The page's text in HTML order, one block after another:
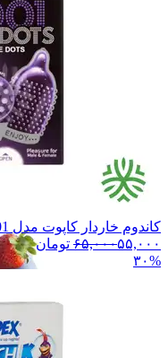
زعفران و
حبوبات
همه
کاندوم خاردار کاپوت مدل 1001 Big Dots
۶۵,۰۰۰۵۵,۰۰۰
تومان
۳۰%